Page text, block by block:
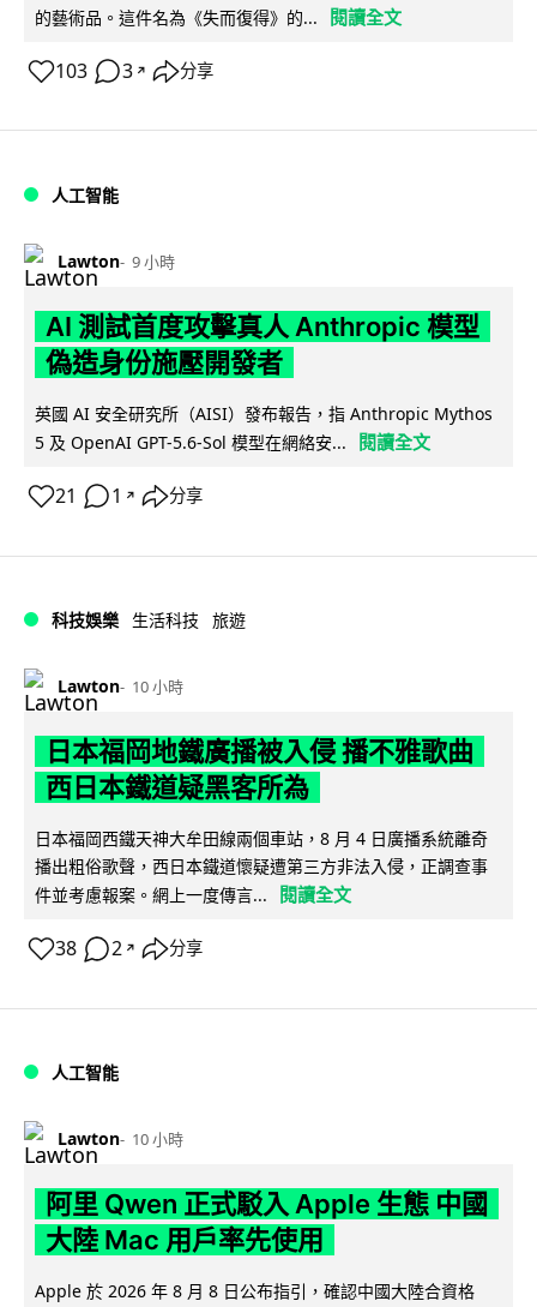
的藝術品。這件名為《失而復得》的...
閱讀全文
103 3 ↗ 分享
人工智能
Lawton 9 小時
AI 測試首度攻擊真人 Anthropic 模型
偽造身份施壓開發者
英國 AI 安全研究所（AISI）發布報告，指 Anthropic Mythos
5 及 OpenAI GPT-5.6-Sol 模型在網絡安...
閱讀全文
21 1 ↗ 分享
科技娛樂 生活科技 旅遊
Lawton 10 小時
日本福岡地鐵廣播被入侵 播不雅歌曲
西日本鐵道疑黑客所為
日本福岡西鐵天神大牟田線兩個車站，8 月 4 日廣播系統離奇
播出粗俗歌聲，西日本鐵道懷疑遭第三方非法入侵，正調查事
件並考慮報案。網上一度傳言...
閱讀全文
38 2 ↗ 分享
人工智能
Lawton 10 小時
阿里 Qwen 正式駁入 Apple 生態 中國
大陸 Mac 用戶率先使用
Apple 於 2026 年 8 月 8 日公布指引，確認中國大陸合資格